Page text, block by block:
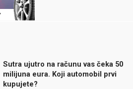
Sutra ujutro na računu vas čeka 50
milijuna eura. Koji automobil prvi
kupujete?